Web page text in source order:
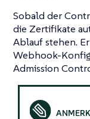
Sobald der
die Zertifikate
Ablauf stehen.
Webhook-
Admission